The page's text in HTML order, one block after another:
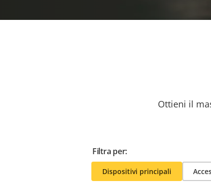
Ottieni il
Filtra per:
Dispositivi principali